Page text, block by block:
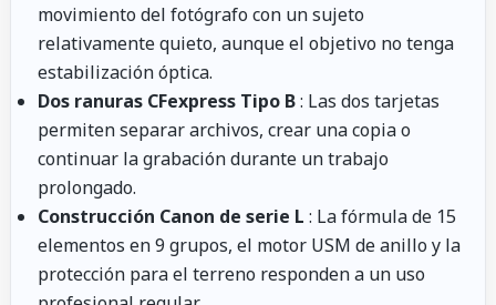
movimiento del fotógrafo con un sujeto
relativamente quieto, aunque el objetivo no tenga
estabilización óptica.
Dos ranuras CFexpress Tipo B: Las dos tarjetas
permiten separar archivos, crear una copia o
continuar la grabación durante un trabajo
prolongado.
Construcción Canon de serie L : La fórmula de 15
elementos en 9 grupos, el motor USM de anillo y la
protección para el terreno responden a un uso